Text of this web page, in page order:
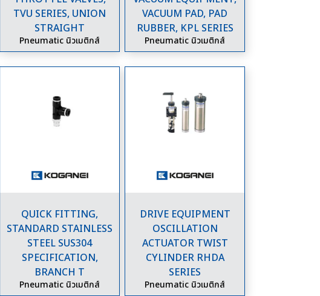
TVU SERIES, UNION
STRAIGHT
Pneumatic นิวเมติกส์
VACUUM PAD, PAD
RUBBER, KPL SERIES
Pneumatic นิวเมติกส์
QUICK FITTING,
STANDARD STAINLESS
STEEL SUS304
SPECIFICATION,
BRANCH T
Pneumatic นิวเมติกส์
DRIVE EQUIPMENT
OSCILLATION
ACTUATOR TWIST
CYLINDER RHDA
SERIES
Pneumatic นิวเมติกส์